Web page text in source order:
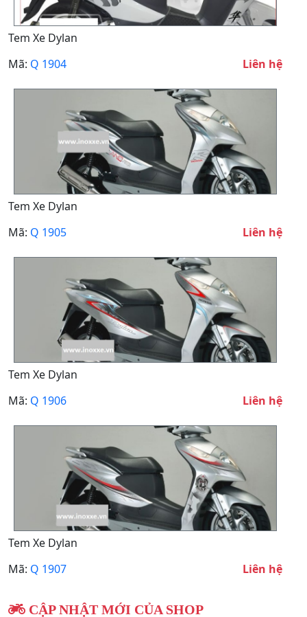
Tem Xe Dylan
Mã: Q 1904 Liên hệ
Tem Xe Dylan
Mã: Q 1905 Liên hệ
Tem Xe Dylan
Mã: Q 1906 Liên hệ
Tem Xe Dylan
Mã: Q 1907 Liên hệ
CẬP NHẬT MỚI CỦA SHOP